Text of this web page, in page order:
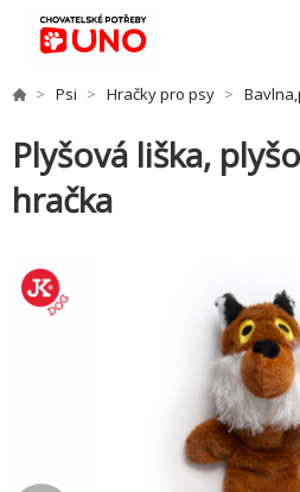
Psi Hračky pro psy
Plyšová liška,
hračka